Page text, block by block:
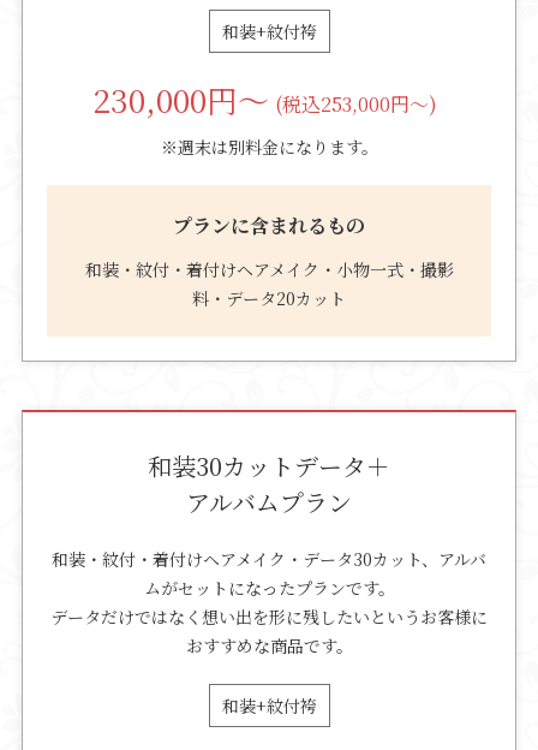
和装+紋付袴
230,000円～ (税込253,000円～)
※週末は別料金になります。
プランに含まれるもの
和装・紋付・着付けヘアメイク・小物一式・撮影
料・データ20カット
和装30カットデータ＋
アルバムプラン
和装・紋付・着付けヘアメイク・データ30カット、アルバ
ムがセットになったプランです。
データだけではなく想い出を形に残したいというお客様に
おすすめな商品です。
和装+紋付袴